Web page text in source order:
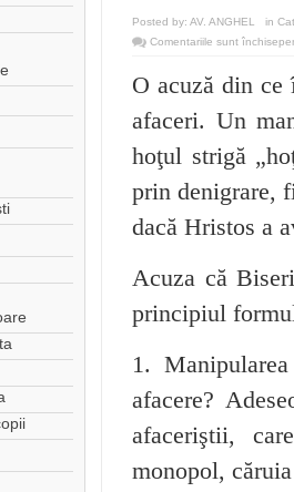
Posted by: AV. ANGHEL in
Comentariile sunt închise
O acuză din ce
afaceri. Un
hoţul strigă
prin denigrare,
dacă Hristos a
Acuza că
principiul
1.
afacere?
afaceriştii,
monopol,